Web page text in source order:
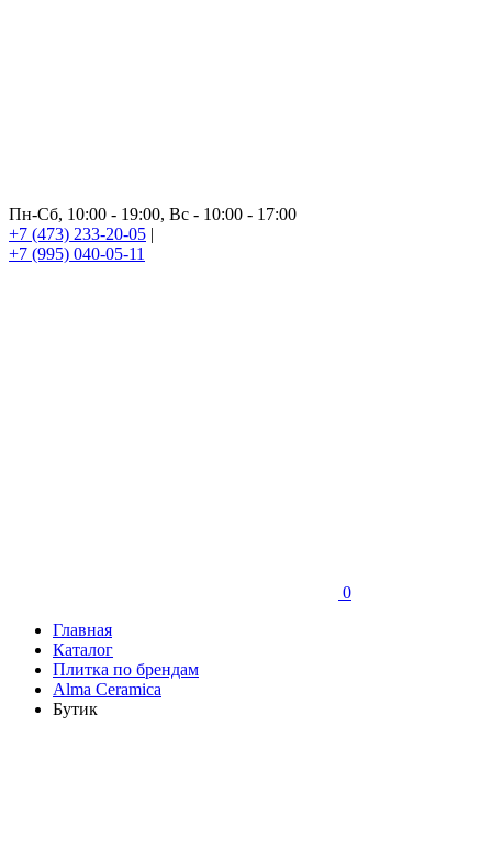
Пн-Сб, 10:00 - 19:00, Вс - 10:00 - 17:00
+7 (473) 233-20-05 |
+7 (995) 040-05-11
0
Главная
Каталог
Плитка по брендам
Аlma Ceramica
Бутик